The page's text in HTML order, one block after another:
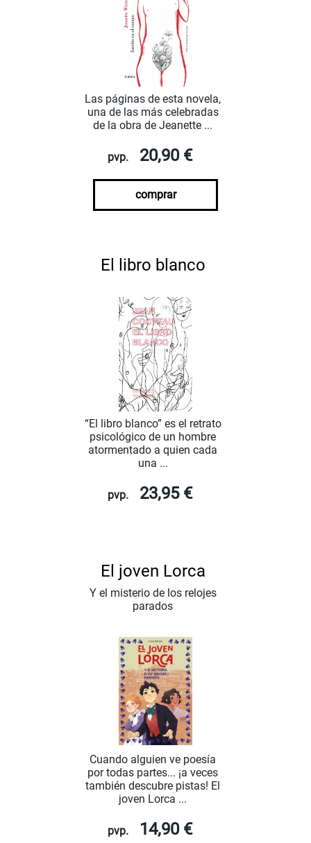
Las páginas de esta novela,
una de las más celebradas
de la obra de Jeanette ...
pvp. 20,90 €
comprar
El libro blanco
“El libro blanco” es el retrato
psicológico de un hombre
atormentado a quien cada
una ...
pvp. 23,95 €
El joven Lorca
Y el misterio de los relojes
parados
Cuando alguien ve poesía
por todas partes... ¡a veces
también descubre pistas! El
joven Lorca ...
pvp. 14,90 €